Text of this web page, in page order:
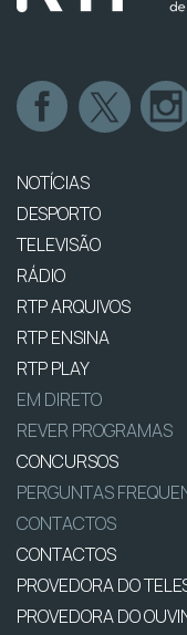
NOTÍCIAS
DESPORTO
TELEVISÃO
RÁDIO
RTP ARQUIVOS
RTP ENSINA
RTP PLAY
EM DIRETO
REVER PROGRAMAS
CONCURSOS
PERGUNTAS
CONTACTOS
CONTACTOS
PROVEDORA DO
PROVEDORA DO